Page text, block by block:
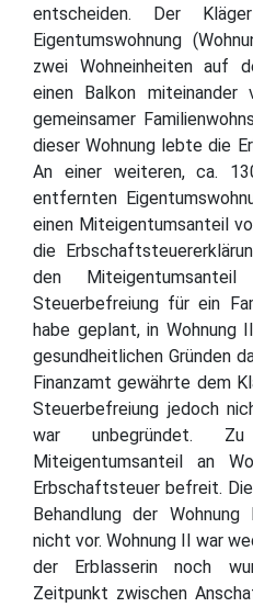
entscheiden. Der
Eigentumswohnung
zwei Wohneinheiten auf
einen Balkon miteinander
gemeinsamer
dieser Wohnung lebte die
An einer weiteren, ca.
entfernten
einen Miteigentumsanteil
die
den
Steuerbefreiung für ein
habe geplant, in Wohnung
gesundheitlichen Gründen
Finanzamt gewährte dem
Steuerbefreiung jedoch
war unbegründet.
Miteigentumsanteil an
Erbschaftsteuer befreit.
Behandlung der
nicht vor. Wohnung II war
der Erblasserin noch
Zeitpunkt zwischen